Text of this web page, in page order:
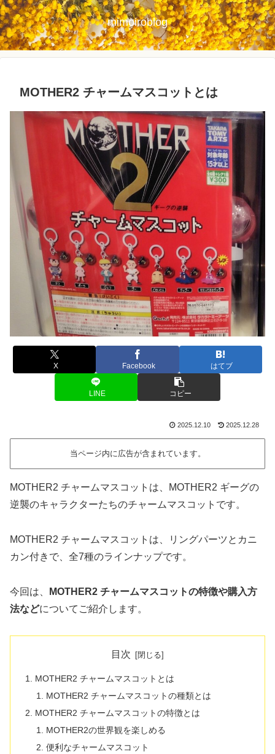
mimoiroblog
MOTHER2 チャームマスコットとは
X Facebook はてブ
LINE コピー
2025.12.10 2025.12.28
当ページ内に広告が含まれています。
MOTHER2 チャームマスコットは、MOTHER2 ギーグの
逆襲のキャラクターたちのチャームマスコットです。
MOTHER2 チャームマスコットは、リングパーツとカニ
カン付きで、全7種のラインナップです。
今回は、
MOTHER2 チャームマスコットの特徴や購入方
法などについてご紹介します。
目次
MOTHER2 チャームマスコットとは
MOTHER2 チャームマスコットの種類とは
MOTHER2 チャームマスコットの特徴とは
MOTHER2の世界観を楽しめる
便利なチャームマスコット